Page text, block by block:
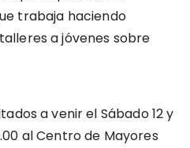
trabaja haciendo
a jóvenes sobre
a venir el Sábado 12 y
al Centro de Mayores